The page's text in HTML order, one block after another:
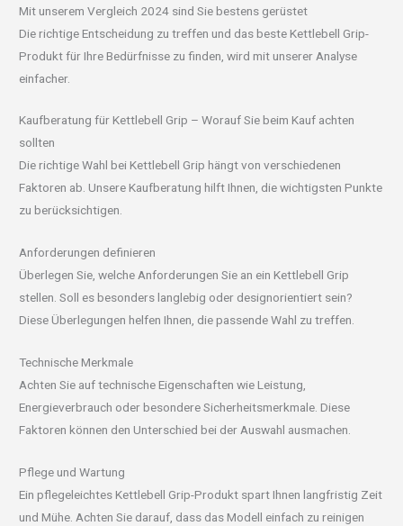
Mit unserem Vergleich 2024 sind Sie bestens gerüstet
Die richtige Entscheidung zu treffen und das beste Kettlebell Grip-
Produkt für Ihre Bedürfnisse zu finden, wird mit unserer Analyse
einfacher.
Kaufberatung für Kettlebell Grip – Worauf Sie beim Kauf achten
sollten
Die richtige Wahl bei Kettlebell Grip hängt von verschiedenen
Faktoren ab. Unsere Kaufberatung hilft Ihnen, die wichtigsten Punkte
zu berücksichtigen.
Anforderungen definieren
Überlegen Sie, welche Anforderungen Sie an ein Kettlebell Grip
stellen. Soll es besonders langlebig oder designorientiert sein?
Diese Überlegungen helfen Ihnen, die passende Wahl zu treffen.
Technische Merkmale
Achten Sie auf technische Eigenschaften wie Leistung,
Energieverbrauch oder besondere Sicherheitsmerkmale. Diese
Faktoren können den Unterschied bei der Auswahl ausmachen.
Pflege und Wartung
Ein pflegeleichtes Kettlebell Grip-Produkt spart Ihnen langfristig Zeit
und Mühe. Achten Sie darauf, dass das Modell einfach zu reinigen